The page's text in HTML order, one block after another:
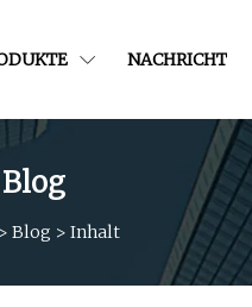
NACHRICHT
Blog
> Blog > Inhalt